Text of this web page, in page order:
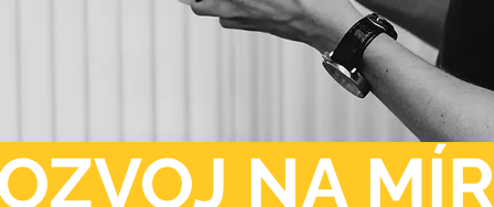
NA